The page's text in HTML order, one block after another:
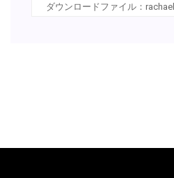
ダウンロードファイル：